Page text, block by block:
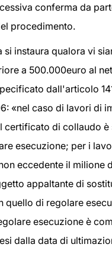
conferma da
procedimento.
si instaura qualora vi
a 500.000euro al
dall'articolo
«nel caso di lavori di
certificato di collaudo è
esecuzione; per i
eccedente il milione
appaltante di
quello di regolare
esecuzione è
dalla data di